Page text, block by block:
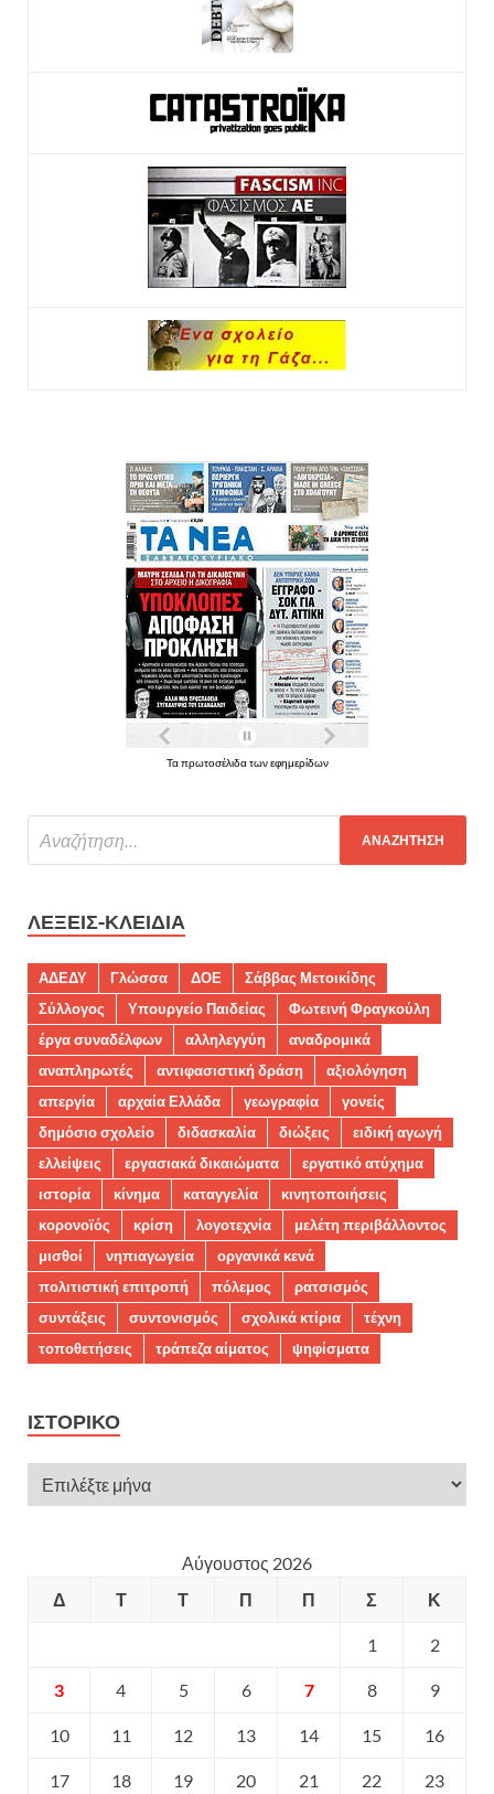
Τα πρωτοσέλιδα των εφημερίδων
ΛΈΞΕΙΣ-ΚΛΕΙΔΙΆ
ΑΔΕΔΥ Γλώσσα ΔΟΕ
Σάββας Μετοικίδης
Σύλλογος
Υπουργείο Παιδείας
Φωτεινή Φραγκούλη
έργα συναδέλφων
αλληλεγγύη
αναδρομικά
αναπληρωτές
αντιφασιστική δράση
αξιολόγηση
απεργία
αρχαία Ελλάδα γεωγραφία
γονείς
δημόσιο σχολείο
διδασκαλία διώξεις
ειδική αγωγή
ελλείψεις
εργασιακά δικαιώματα
εργατικό ατύχημα
ιστορία
κίνημα καταγγελία
κινητοποιήσεις
κορονοϊός
κρίση λογοτεχνία
μελέτη περιβάλλοντος
μισθοί
νηπιαγωγεία
οργανικά κενά
πολιτιστική επιτροπή
πόλεμος
ρατσισμός
συντάξεις
συντονισμός σχολικά κτίρια
τέχνη
τοποθετήσεις
τράπεζα αίματος ψηφίσματα
ΙΣΤΟΡΙΚΌ
Αύγουστος 2026
Δ
Τ Τ Π Π Σ Κ
1 2
3 4 5 6 7 8 9
10 11 12 13 14 15 16
17 18 19 20 21 22 23